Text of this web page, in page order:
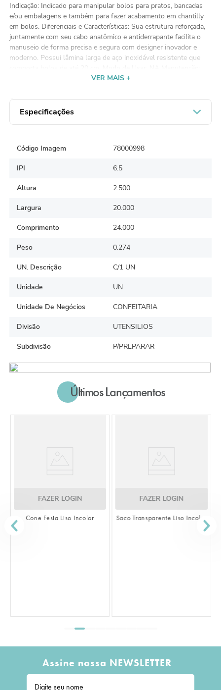
Indicação: Indicado para manipular bolos para pratos, bancadas
e/ou embalagens e também para fazer acabamento em chantilly
em bolos. Diferenciais e Características: Sua estrutura reforçada,
juntamente com seu cabo anatômico e antiderrapante facilita o
manuseio de forma precisa e segura com designer inovador e
moderno. Possui lâmina larga de aço inoxidável resistente que
Lavar com água, detergente e esponja não abrasiva. Cuidados:
o brilho. Após lavar, seque imediatamente para evitar manchas.
Após o uso, mantenha em local limpo e seco. Instruções para
VER MAIS +
Especificações
Código Imagem 78000998
IPI 6.5
Altura 2.500
Largura 20.000
Comprimento 24.000
Peso 0.274
UN. Descrição C/1 UN
Unidade UN
Unidade De Negócios CONFEITARIA
Divisão UTENSILIOS
Subdivisão P/PREPARAR
Últimos Lançamentos
FAZER LOGIN
Cone Festa Liso Incolor
FAZER LOGIN
Saco Transparente Liso Incolor
Assine nossa NEWSLETTER